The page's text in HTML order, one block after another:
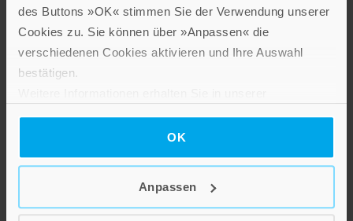
des Buttons »OK« stimmen Sie der Verwendung unserer
Cookies zu. Sie können über »Anpassen« die
verschiedenen Cookies aktivieren und Ihre Auswahl
bestätigen.
OK
Anpassen
Aus Ulrich Peters: Auf Sternenstraßen